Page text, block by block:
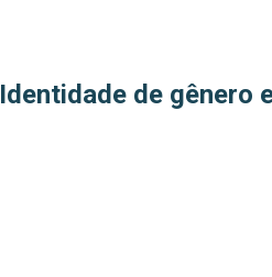
Identidade de gênero